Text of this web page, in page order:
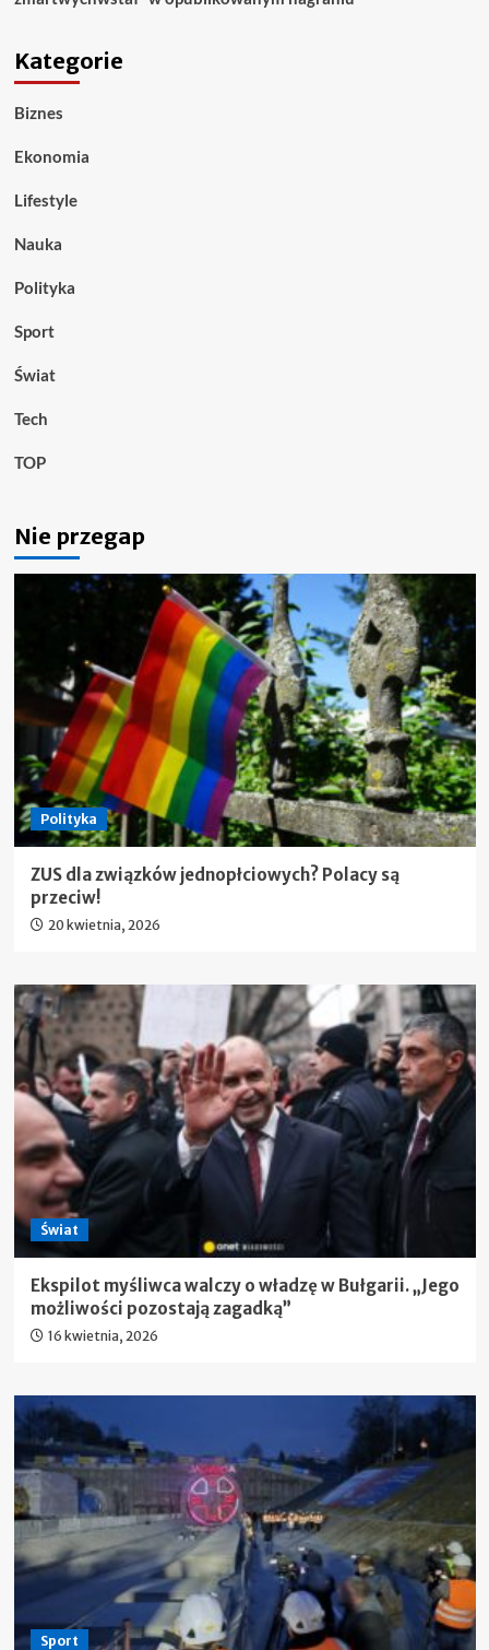
Kategorie
Biznes
Ekonomia
Lifestyle
Nauka
Polityka
Sport
Świat
Tech
TOP
Nie przegap
Polityka
ZUS dla związków jednopłciowych? Polacy są
przeciw!
20 kwietnia, 2026
Świat
Ekspilot myśliwca walczy o władzę w Bułgarii. „Jego
możliwości pozostają zagadką”
16 kwietnia, 2026
Sport